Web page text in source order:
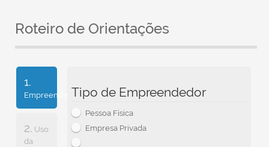
Roteiro de Orientações
1.
Empreendedor
2. Uso
da
Tipo de Empreendedor
Pessoa Física
Empresa Privada